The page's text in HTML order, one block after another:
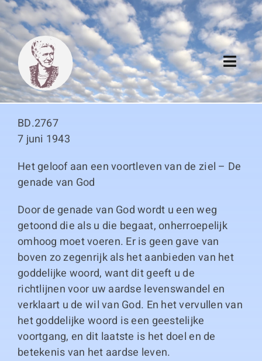
Skip
to
content
Algemeen
Thema boeken
Duitse boeken
Links
BD.2767
7 juni 1943
Het geloof aan een voortleven van de ziel – De
genade van God
Door de genade van God wordt u een weg
getoond die als u die begaat, onherroepelijk
omhoog moet voeren. Er is geen gave van
boven zo zegenrijk als het aanbieden van het
goddelijke woord, want dit geeft u de
richtlijnen voor uw aardse levenswandel en
verklaart u de wil van God. En het vervullen van
het goddelijke woord is een geestelijke
voortgang, en dit laatste is het doel en de
betekenis van het aardse leven.